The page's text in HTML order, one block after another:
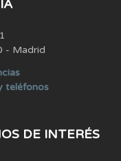
- Madrid
teléfonos
DE INTERÉS